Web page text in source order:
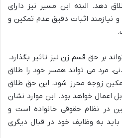
دهد. البته این مسیر نیز دارای
اثبات دقیق عدم تمکین و
بر حق قسم زن نیز تاثیر بگذارد.
1133 قانون مدنی، مرد می تواند همسر خود را طلاق
زوجه محرز شود، این حق طلاق
اعمال خواهد بود. این موارد نشان
در نظام حقوقی خانواده است و
به وظایف خود در قبال دیگری